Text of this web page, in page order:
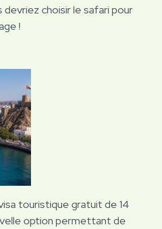
devriez choisir le safari pour
!
touristique gratuit de 14
option permettant de